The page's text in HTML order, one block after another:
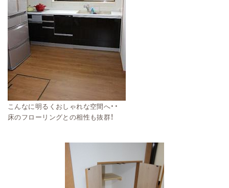
こんなに明るくおしゃれな空間へ・・
床のフローリングとの相性も抜群！